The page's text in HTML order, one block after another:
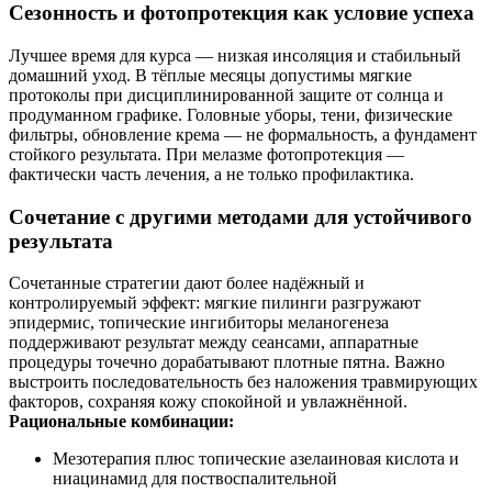
Сезонность и фотопротекция как условие успеха
Лучшее время для курса — низкая инсоляция и стабильный
домашний уход. В тёплые месяцы допустимы мягкие
протоколы при дисциплинированной защите от солнца и
продуманном графике. Головные уборы, тени, физические
фильтры, обновление крема — не формальность, а фундамент
стойкого результата. При мелазме фотопротекция —
фактически часть лечения, а не только профилактика.
Сочетание с другими методами для устойчивого
результата
Сочетанные стратегии дают более надёжный и
контролируемый эффект: мягкие пилинги разгружают
эпидермис, топические ингибиторы меланогенеза
поддерживают результат между сеансами, аппаратные
процедуры точечно дорабатывают плотные пятна. Важно
выстроить последовательность без наложения травмирующих
факторов, сохраняя кожу спокойной и увлажнённой.
Рациональные комбинации:
Мезотерапия плюс топические азелаиновая кислота и
ниацинамид для поствоспалительной